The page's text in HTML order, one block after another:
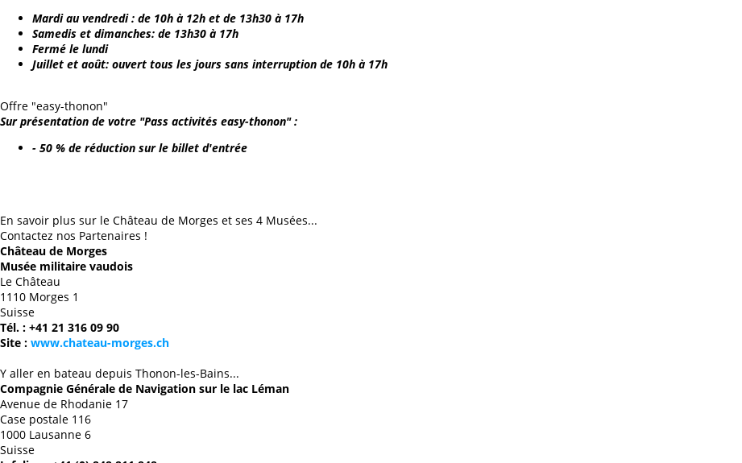
Mardi au vendredi : de 10h à 12h et de 13h30 à 17h
Samedis et dimanches: de 13h30 à 17h
Fermé le lundi
Juillet et août: ouvert tous les jours sans interruption de 10h à 17h
Offre "easy-thonon"
Sur présentation de votre "Pass activités easy-thonon" :
- 50 % de réduction sur le billet d'entrée
En savoir plus sur le Château de Morges et ses 4 Musées...
Contactez nos Partenaires !
Château de Morges
Musée militaire vaudois
Le Château
1110 Morges 1
Suisse
Tél. : +41 21 316 09 90
Site : www.chateau-morges.ch
Y aller en bateau depuis Thonon-les-Bains...
Compagnie Générale de Navigation sur le lac Léman
Avenue de Rhodanie 17
Case postale 116
1000 Lausanne 6
Suisse